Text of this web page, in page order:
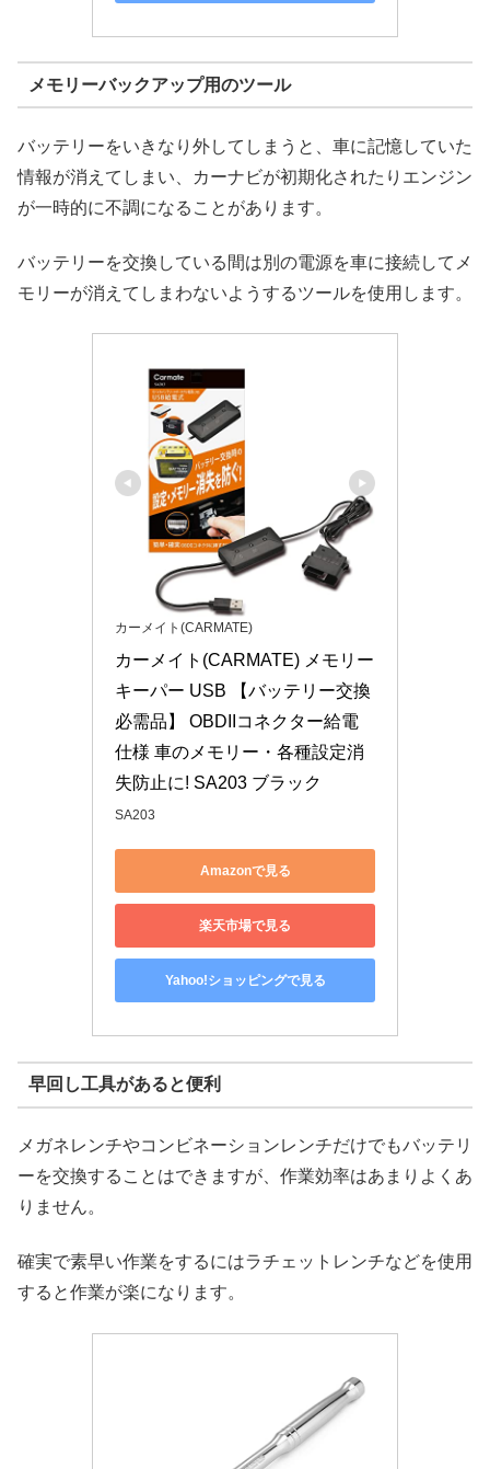
メモリーバックアップ用のツール
バッテリーをいきなり外してしまうと、車に記憶していた
情報が消えてしまい、カーナビが初期化されたりエンジン
が一時的に不調になることがあります。
バッテリーを交換している間は別の電源を車に接続してメ
モリーが消えてしまわないようするツールを使用します。
カーメイト(CARMATE)
カーメイト(CARMATE) メモリー
キーパー USB 【バッテリー交換
必需品】 OBDIIコネクター給電
仕様 車のメモリー・各種設定消
失防止に! SA203 ブラック
SA203
Amazonで見る
楽天市場で見る
Yahoo!ショッピングで見る
早回し工具があると便利
メガネレンチやコンビネーションレンチだけでもバッテリ
ーを交換することはできますが、作業効率はあまりよくあ
りません。
確実で素早い作業をするにはラチェットレンチなどを使用
すると作業が楽になります。